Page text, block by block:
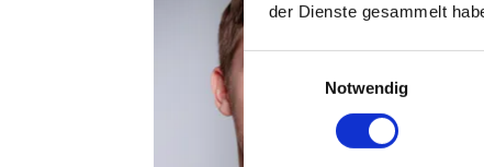
der Dienste gesammelt
Notwendig